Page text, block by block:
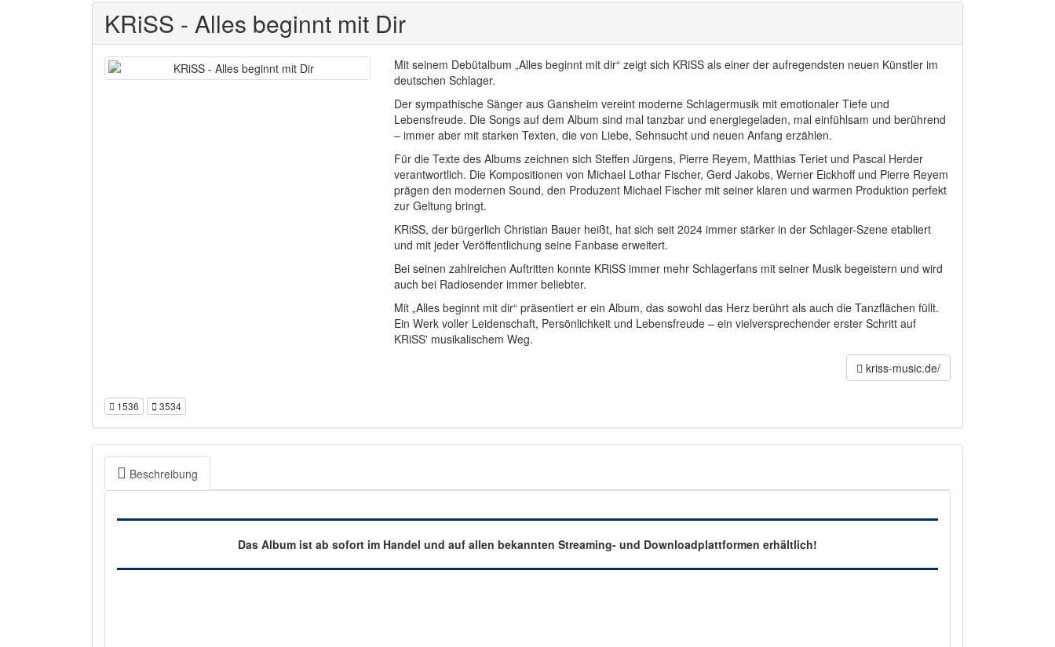
KRiSS - Alles beginnt mit Dir
Mit seinem Debütalbum „Alles beginnt mit dir“ zeigt sich KRiSS als einer der aufregendsten neuen Künstler im
deutschen Schlager.
Der sympathische Sänger aus Gansheim vereint moderne Schlagermusik mit emotionaler Tiefe und
Lebensfreude. Die Songs auf dem Album sind mal tanzbar und energiegeladen, mal einfühlsam und berührend
– immer aber mit starken Texten, die von Liebe, Sehnsucht und neuen Anfang erzählen.
Für die Texte des Albums zeichnen sich Steffen Jürgens, Pierre Reyem, Matthias Teriet und Pascal Herder
verantwortlich. Die Kompositionen von Michael Lothar Fischer, Gerd Jakobs, Werner Eickhoff und Pierre Reyem
prägen den modernen Sound, den Produzent Michael Fischer mit seiner klaren und warmen Produktion perfekt
zur Geltung bringt.
KRiSS, der bürgerlich Christian Bauer heißt, hat sich seit 2024 immer stärker in der Schlager-Szene etabliert
und mit jeder Veröffentlichung seine Fanbase erweitert.
Bei seinen zahlreichen Auftritten konnte KRiSS immer mehr Schlagerfans mit seiner Musik begeistern und wird
auch bei Radiosender immer beliebter.
Mit „Alles beginnt mit dir“ präsentiert er ein Album, das sowohl das Herz berührt als auch die Tanzflächen füllt.
Ein Werk voller Leidenschaft, Persönlichkeit und Lebensfreude – ein vielversprechender erster Schritt auf
KRiSS' musikalischem Weg.
kriss-music.de/
1536 3534
Beschreibung
Das Album ist ab sofort im Handel und auf allen bekannten Streaming- und Downloadplattformen erhältlich!